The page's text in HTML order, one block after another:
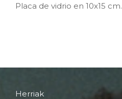
Placa de vidrio en 10x15 cm.
Herriak